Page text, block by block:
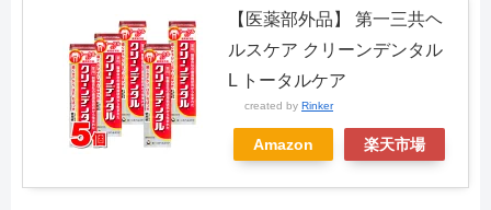
【医薬部外品】 第一三共ヘ
ルスケア クリーンデンタル
L トータルケア
created by Rinker
Amazon 楽天市場